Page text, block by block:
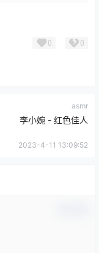
0 0
asmr
李小婉 - 红色佳人
2023-4-11 13:09:52